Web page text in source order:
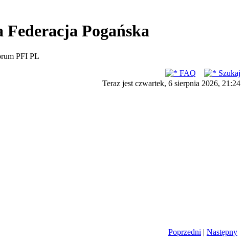
Pogańska
PFI PL
FAQ
Szukaj
Teraz jest czwartek, 6 sierpnia 2026, 21:24
Poprzedni | Następny